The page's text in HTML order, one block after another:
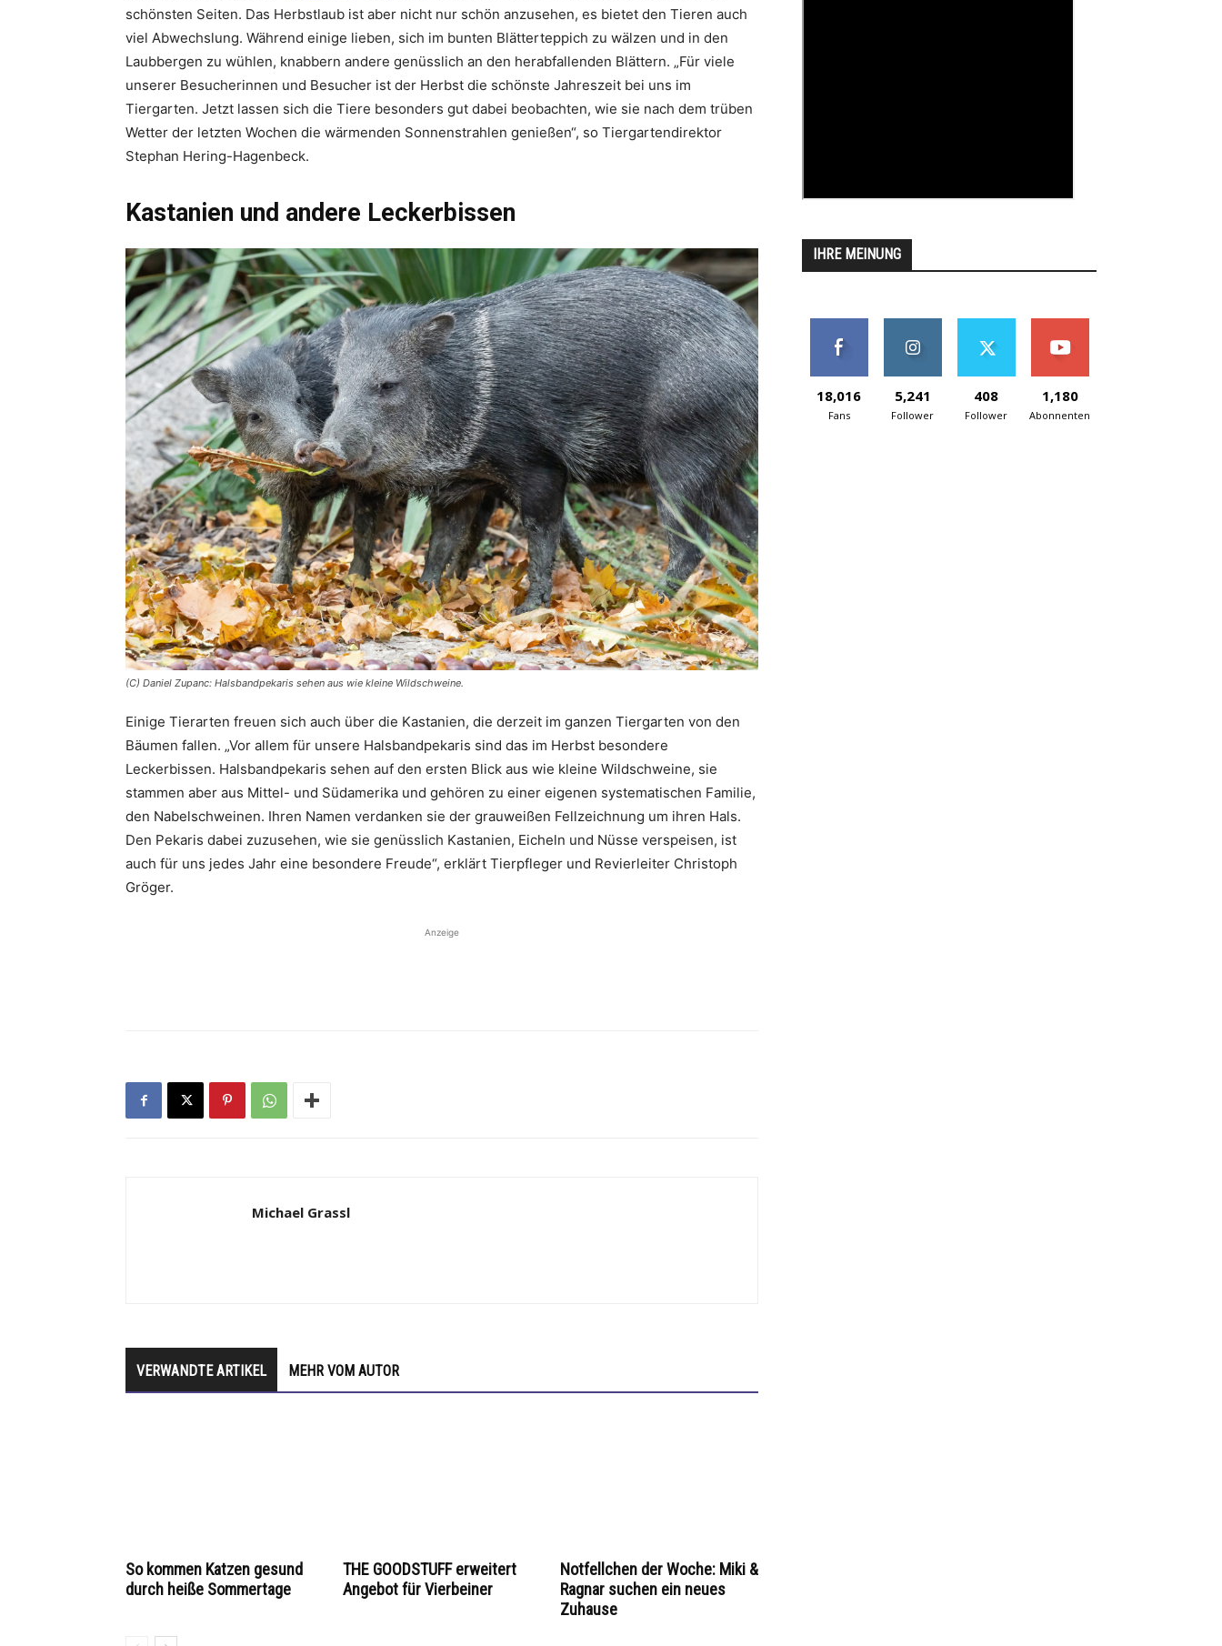
schönsten Seiten. Das Herbstlaub ist aber nicht nur schön anzusehen, es bietet den Tieren auch
viel Abwechslung. Während einige lieben, sich im bunten Blätterteppich zu wälzen und in den
Laubbergen zu wühlen, knabbern andere genüsslich an den herabfallenden Blättern. „Für viele
unserer Besucherinnen und Besucher ist der Herbst die schönste Jahreszeit bei uns im
Tiergarten. Jetzt lassen sich die Tiere besonders gut dabei beobachten, wie sie nach dem trüben
Wetter der letzten Wochen die wärmenden Sonnenstrahlen genießen“, so Tiergartendirektor
Stephan Hering-Hagenbeck.
Kastanien und andere Leckerbissen
(C) Daniel Zupanc: Halsbandpekaris sehen aus wie kleine Wildschweine.
Einige Tierarten freuen sich auch über die Kastanien, die derzeit im ganzen Tiergarten von den
Bäumen fallen. „Vor allem für unsere Halsbandpekaris sind das im Herbst besondere
Leckerbissen. Halsbandpekaris sehen auf den ersten Blick aus wie kleine Wildschweine, sie
stammen aber aus Mittel- und Südamerika und gehören zu einer eigenen systematischen Familie,
den Nabelschweinen. Ihren Namen verdanken sie der grauweißen Fellzeichnung um ihren Hals.
Den Pekaris dabei zuzusehen, wie sie genüsslich Kastanien, Eicheln und Nüsse verspeisen, ist
auch für uns jedes Jahr eine besondere Freude“, erklärt Tierpfleger und Revierleiter Christoph
Gröger.
Anzeige
Michael Grassl
VERWANDTE ARTIKEL MEHR VOM AUTOR
So kommen Katzen gesund
durch heiße Sommertage
THE GOODSTUFF erweitert
Angebot für Vierbeiner
Notfellchen der Woche: Miki &
Ragnar suchen ein neues
Zuhause
IHRE MEINUNG
18,016
Fans
5,241
Follower
408
Follower
1,180
Abonnenten